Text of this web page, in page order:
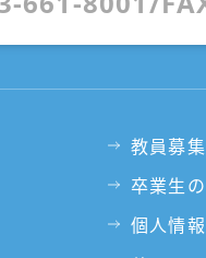
教員募集
卒業生
個人情